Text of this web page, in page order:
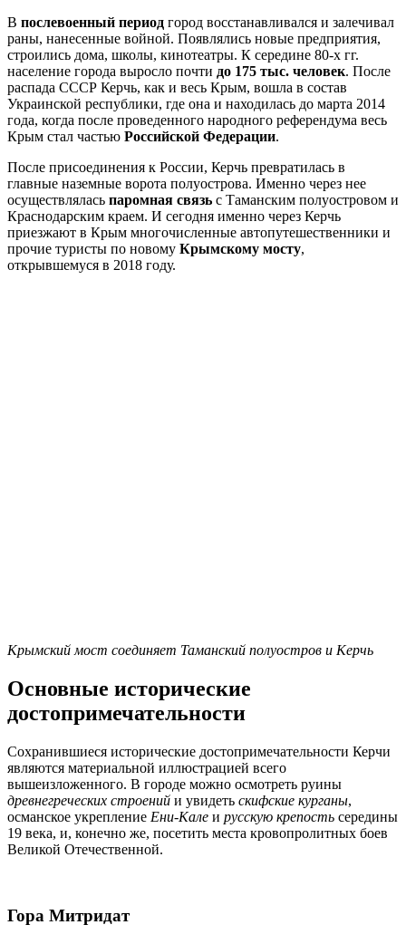
В послевоенный период город восстанавливался и залечивал
раны, нанесенные войной. Появлялись новые предприятия,
строились дома, школы, кинотеатры. К середине 80-х гг.
население города выросло почти до 175 тыс. человек. После
распада СССР Керчь, как и весь Крым, вошла в состав
Украинской республики, где она и находилась до марта 2014
года, когда после проведенного народного референдума весь
Крым стал частью Российской Федерации.
После присоединения к России, Керчь превратилась в
главные наземные ворота полуострова. Именно через нее
осуществлялась паромная связь с Таманским полуостровом и
Краснодарским краем. И сегодня именно через Керчь
приезжают в Крым многочисленные автопутешественники и
прочие туристы по новому Крымскому мосту,
открывшемуся в 2018 году.
Крымский мост соединяет Таманский полуостров и Керчь
Основные исторические
достопримечательности
Сохранившиеся исторические достопримечательности Керчи
являются материальной иллюстрацией всего
вышеизложенного. В городе можно осмотреть руины
древнегреческих строений и увидеть скифские курганы,
османское укрепление Ени-Кале и русскую крепость середины
19 века, и, конечно же, посетить места кровопролитных боев
Великой Отечественной.
Гора Митридат